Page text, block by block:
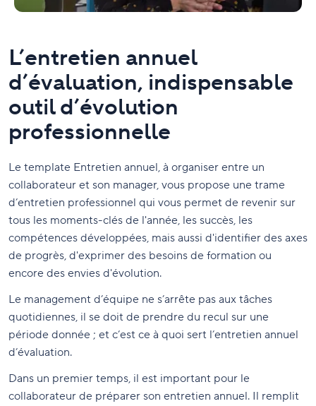
L’entretien annuel
d’évaluation, indispensable
outil d’évolution
professionnelle
Le template Entretien annuel, à organiser entre un
collaborateur et son manager, vous propose une trame
d’entretien professionnel qui vous permet de revenir sur
tous les moments-clés de l'année, les succès, les
compétences développées, mais aussi d'identifier des axes
de progrès, d'exprimer des besoins de formation ou
encore des envies d'évolution.
Le management d’équipe ne s’arrête pas aux tâches
quotidiennes, il se doit de prendre du recul sur une
période donnée ; et c’est ce à quoi sert l’entretien annuel
d’évaluation.
Dans un premier temps, il est important pour le
collaborateur de préparer son entretien annuel. Il remplit